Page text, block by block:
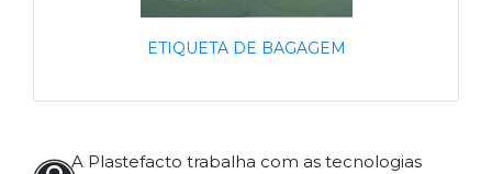
ETIQUETA DE BAGAGEM
A Plastefacto trabalha com as tecnologias